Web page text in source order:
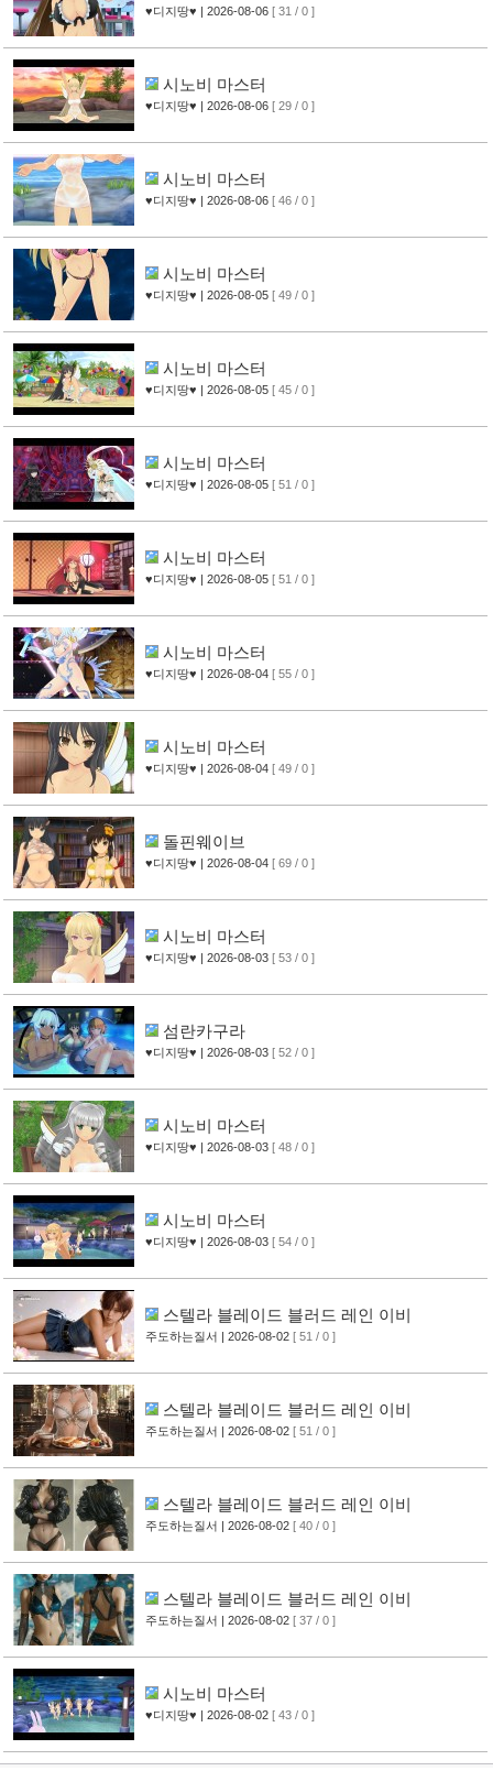
♥디지땅♥ | 2026-08-06 [ 31 / 0 ]
시노비 마스터
♥디지땅♥ | 2026-08-06 [ 29 / 0 ]
시노비 마스터
♥디지땅♥ | 2026-08-06 [ 46 / 0 ]
시노비 마스터
♥디지땅♥ | 2026-08-05 [ 49 / 0 ]
시노비 마스터
♥디지땅♥ | 2026-08-05 [ 45 / 0 ]
시노비 마스터
♥디지땅♥ | 2026-08-05 [ 51 / 0 ]
시노비 마스터
♥디지땅♥ | 2026-08-05 [ 51 / 0 ]
시노비 마스터
♥디지땅♥ | 2026-08-04 [ 55 / 0 ]
시노비 마스터
♥디지땅♥ | 2026-08-04 [ 49 / 0 ]
돌핀웨이브
♥디지땅♥ | 2026-08-04 [ 69 / 0 ]
시노비 마스터
♥디지땅♥ | 2026-08-03 [ 53 / 0 ]
섬란카구라
♥디지땅♥ | 2026-08-03 [ 52 / 0 ]
시노비 마스터
♥디지땅♥ | 2026-08-03 [ 48 / 0 ]
시노비 마스터
♥디지땅♥ | 2026-08-03 [ 54 / 0 ]
스텔라 블레이드 블러드 레인 이비
주도하는질서 | 2026-08-02 [ 51 / 0 ]
스텔라 블레이드 블러드 레인 이비
주도하는질서 | 2026-08-02 [ 51 / 0 ]
스텔라 블레이드 블러드 레인 이비
주도하는질서 | 2026-08-02 [ 40 / 0 ]
스텔라 블레이드 블러드 레인 이비
주도하는질서 | 2026-08-02 [ 37 / 0 ]
시노비 마스터
♥디지땅♥ | 2026-08-02 [ 43 / 0 ]